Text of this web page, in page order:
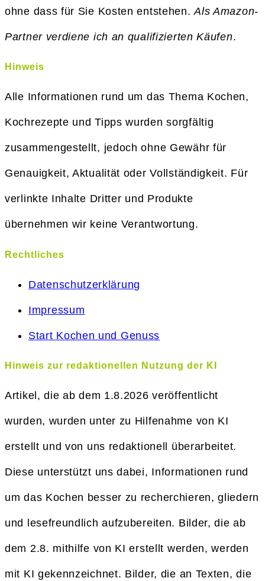
ohne dass für Sie Kosten entstehen.Als Amazon-
Partner verdiene ich an qualifizierten Käufen.
Hinweis
Alle Informationen rund um das Thema Kochen,
Kochrezepte und Tipps wurden sorgfältig
zusammengestellt, jedoch ohne Gewähr für
Genauigkeit, Aktualität oder Vollständigkeit. Für
verlinkte Inhalte Dritter und Produkte
übernehmen wir keine Verantwortung.
Rechtliches
Datenschutzerklärung
Impressum
Start Kochen und Genuss
Hinweis zur redaktionellen Nutzung der KI
Artikel, die ab dem 1.8.2026 veröffentlicht
wurden, wurden unter zu Hilfenahme von KI
erstellt und von uns redaktionell überarbeitet.
Diese unterstützt uns dabei, Informationen rund
um das Kochen besser zu recherchieren, gliedern
und lesefreundlich aufzubereiten. Bilder, die ab
dem 2.8. mithilfe von KI erstellt werden, werden
mit KI gekennzeichnet. Bilder, die an Texten, die